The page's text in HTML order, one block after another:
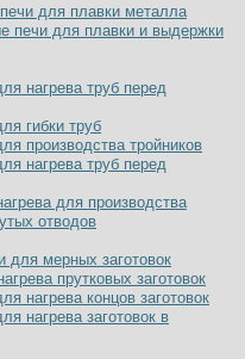
для плавки металла
печи для плавки и выдержки
нагрева труб перед
гибки труб
производства тройников
нагрева труб перед
для производства
отводов
для мерных заготовок
прутковых заготовок
нагрева концов заготовок
нагрева заготовок в